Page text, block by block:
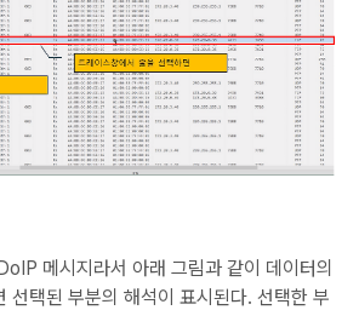
메시지라서 아래 그림과 같이 데이터의
선택된 부분의 해석이 표시된다. 선택한 부